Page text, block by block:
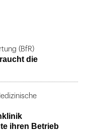
(BfR)
die
ihren Betrieb